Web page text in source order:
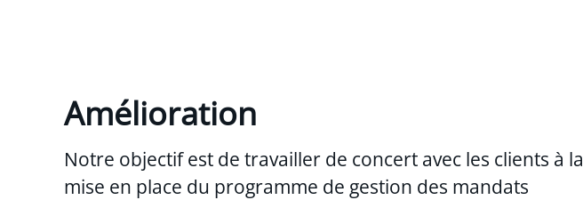
Amélioration
Notre objectif est de travailler de concert avec les clients à la
mise en place du programme de gestion des mandats